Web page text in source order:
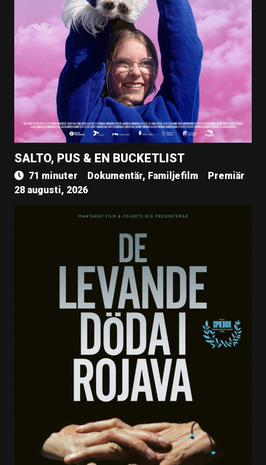
SALTO, PUS & EN BUCKETLIST
71 minuter Dokumentär, Familjefilm
Premiär
28 augusti, 2026